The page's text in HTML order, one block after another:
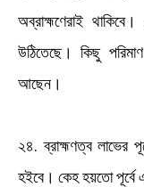
অব্রাহ্মণেরাই
উঠিতেছে। কিছু
আছেন।
২৪. ব্রাহ্মণত্ব লাভের
হইবে। কেহ হয়তো পূর্বে